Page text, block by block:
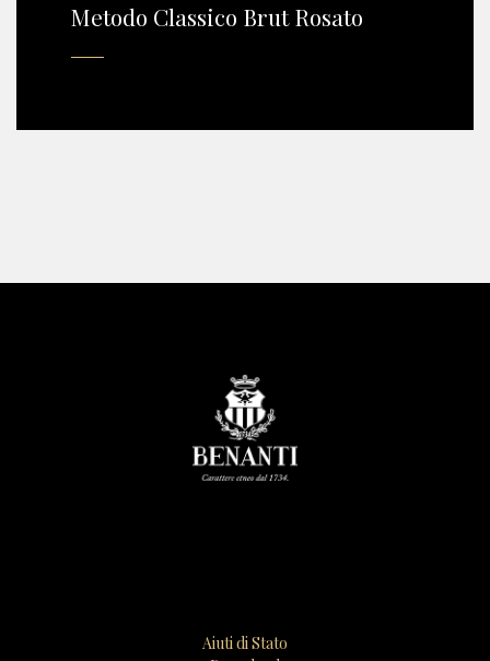
Metodo Classico Brut Rosato
Aiuti di Stato